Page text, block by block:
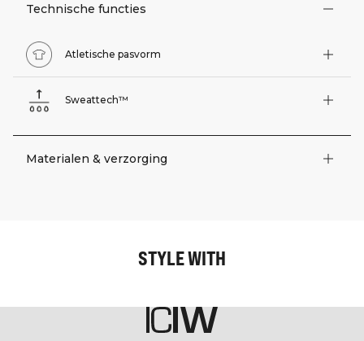
Technische functies
Atletische pasvorm
Sweattech™
Materialen & verzorging
STYLE WITH